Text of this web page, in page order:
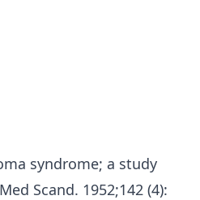
syndrome; a study
Scand. 1952;142 (4):